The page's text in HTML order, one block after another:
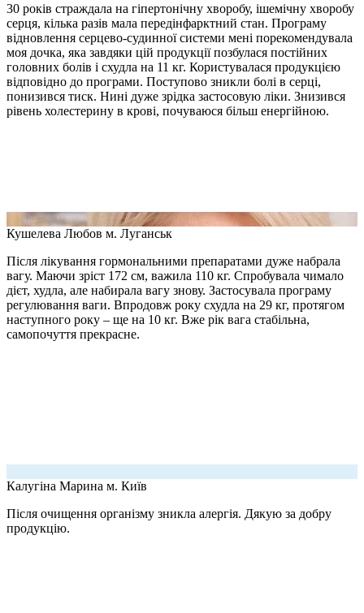
30 років страждала на гіпертонічну хворобу, ішемічну хворобу
серця, кілька разів мала передінфарктний стан. Програму
відновлення серцево-судинної системи мені порекомендувала
моя дочка, яка завдяки цій продукції позбулася постійних
головних болів і схудла на 11 кг. Користувалася продукцією
відповідно до програми. Поступово зникли болі в серці,
понизився тиск. Нині дуже зрідка застосовую ліки. Знизився
рівень холестерину в крові, почуваюся більш енергійною.
Кушелева Любов м. Луганськ
Після лікування гормональними препаратами дуже набрала
вагу. Маючи зріст 172 см, важила 110 кг. Спробувала чимало
дієт, худла, але набирала вагу знову. Застосувала програму
регулювання ваги. Впродовж року схудла на 29 кг, протягом
наступного року – ще на 10 кг. Вже рік вага стабільна,
самопочуття прекрасне.
Калугіна Марина м. Київ
Після очищення організму зникла алергія. Дякую за добру
продукцію.